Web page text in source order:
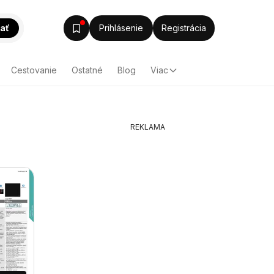
Prihlásenie Registrácia
Cestovanie Ostatné Blog Viac
REKLAMA